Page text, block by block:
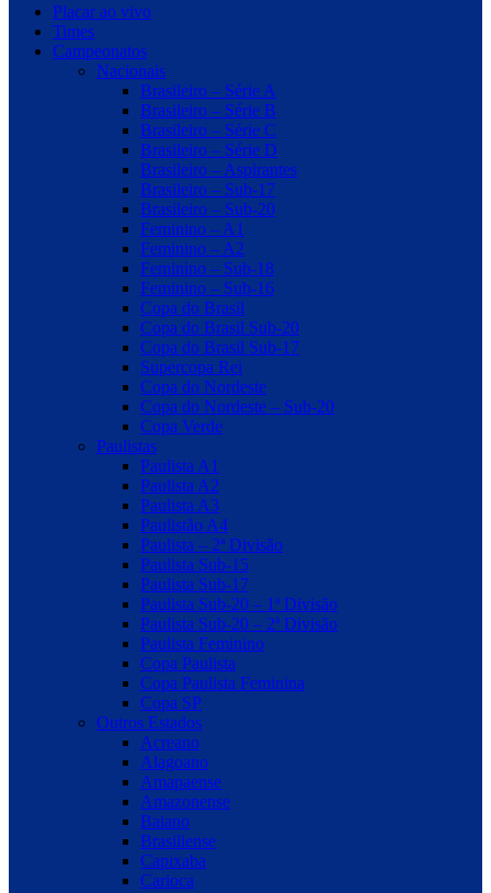
Placar ao vivo
Times
Campeonatos
Nacionais
Brasileiro – Série A
Brasileiro – Série B
Brasileiro – Série C
Brasileiro – Série D
Brasileiro – Aspirantes
Brasileiro – Sub-17
Brasileiro – Sub-20
Feminino – A1
Feminino – A2
Feminino – Sub-18
Feminino – Sub-16
Copa do Brasil
Copa do Brasil Sub-20
Copa do Brasil Sub-17
Supercopa Rei
Copa do Nordeste
Copa do Nordeste – Sub-20
Copa Verde
Paulistas
Paulista A1
Paulista A2
Paulista A3
Paulistão A4
Paulista – 2ª Divisão
Paulista Sub-15
Paulista Sub-17
Paulista Sub-20 – 1ª Divisão
Paulista Sub-20 – 2ª Divisão
Paulista Feminino
Copa Paulista
Copa Paulista Feminina
Copa SP
Outros Estados
Acreano
Alagoano
Amapaense
Amazonense
Baiano
Brasiliense
Capixaba
Carioca